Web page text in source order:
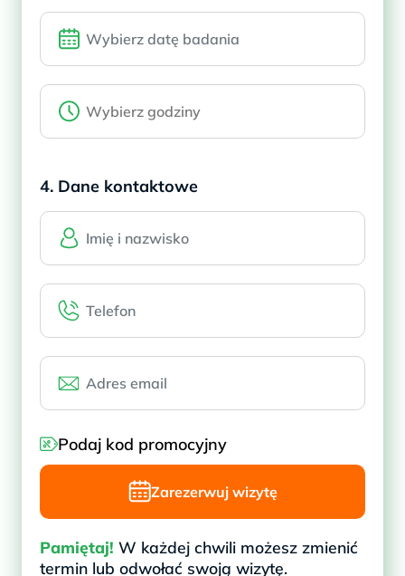
4. Dane kontaktowe
Podaj kod promocyjny
Zarezerwuj wizytę
Pamiętaj! W każdej chwili możesz zmienić
termin lub odwołać swoją wizytę.